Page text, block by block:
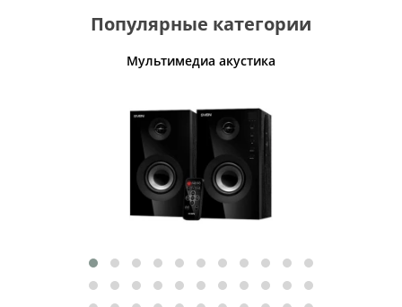
Популярные категории
Мультимедиа акустика